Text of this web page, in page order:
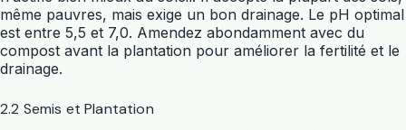
même pauvres, mais exige un bon drainage. Le pH optimal
est entre 5,5 et 7,0. Amendez abondamment avec du
compost avant la plantation pour améliorer la fertilité et le
drainage.
2.2 Semis et Plantation